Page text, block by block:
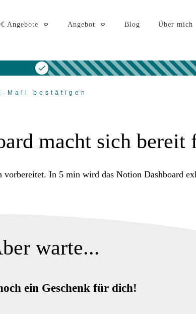
Angebote Angebot Blog Über mich
Mail bestätigen
macht sich bereit
In 5 min wird das Notion Dashboard
warte...
ein Geschenk für dich!